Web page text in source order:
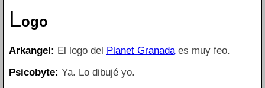
Logo
Arkangel: El logo del Planet Granadaes muy feo.
Psicobyte: Ya. Lo dibujé yo.